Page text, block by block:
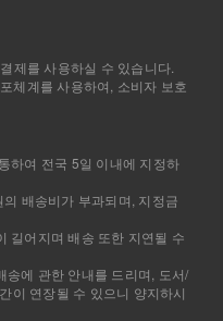
제를 사용하실 수 있습니다.
체계를 사용하여, 소비자 보호
하여 전국 5일 이내에 지정하
배송비가 부과되며, 지정금
길어지며 배송 또한 지연될 수
에 관한 안내를 드리며, 도서/
이 연장될 수 있으니 양지하시